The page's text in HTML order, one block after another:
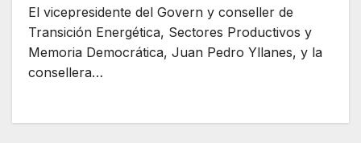
El vicepresidente del Govern y conseller de
Transición Energética, Sectores Productivos y
Memoria Democrática, Juan Pedro Yllanes, y la
consellera…